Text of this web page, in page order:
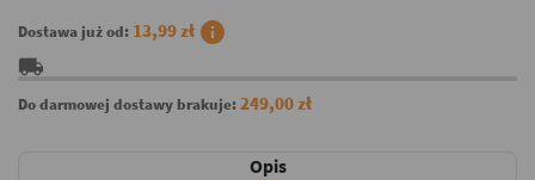
Dostawa już od: 13,99 zł info
local_shipping
Do darmowej dostawy brakuje:249,00 zł
Opis